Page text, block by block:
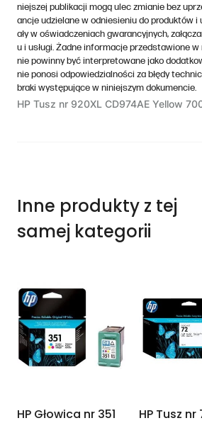
niejszej publikacji mogą ulec zmianie bez
ancje udzielane w odniesieniu do produktów i
ały w oświadczeniach gwarancyjnych,
u i usługi. Żadne informacje przedstawione
nie powinny być interpretowane jako
nie ponosi odpowiedzialności za błędy
braki występujące w niniejszym dokumencie.
HP Tusz nr 920XL CD974AE Yellow
Inne produkty z tej
samej kategorii
HP Głowica nr 351
HP Tusz nr